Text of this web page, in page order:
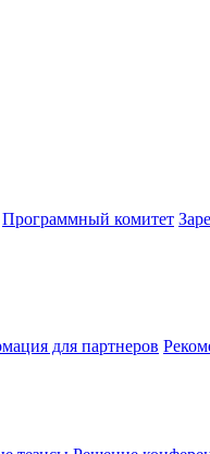
Программный комитет
для партнеров